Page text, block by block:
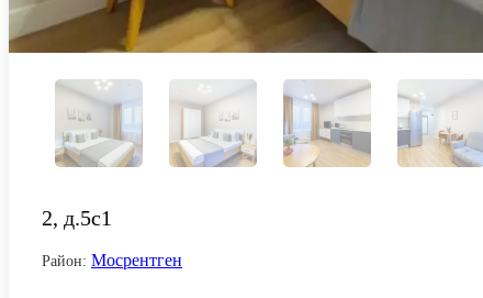
2, д.5с1
Район: Мосрентген